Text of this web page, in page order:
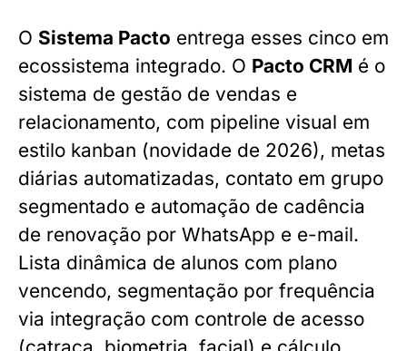
O Sistema Pacto entrega esses cinco em
ecossistema integrado. O Pacto CRM é o
sistema de gestão de vendas e
relacionamento, com pipeline visual em
estilo kanban (novidade de 2026), metas
diárias automatizadas, contato em grupo
segmentado e automação de cadência
de renovação por WhatsApp e e-mail.
Lista dinâmica de alunos com plano
vencendo, segmentação por frequência
via integração com controle de acesso